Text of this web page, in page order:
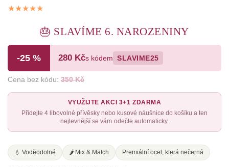
🎂 SLAVÍME 6. NAROZENINY
-25 % 280 Kčs kódem SLAVIME25
Cena bez kódu:350 Kč
VYUŽIJTE AKCI 3+1 ZDARMA
Přidejte 4 libovolné přívěsky nebo kusové náušnice do košíku a ten
nejlevnější se vám odečte automaticky.
💧 Voděodolné 🌶️ Mix & Match Premiální ocel, která nečerná